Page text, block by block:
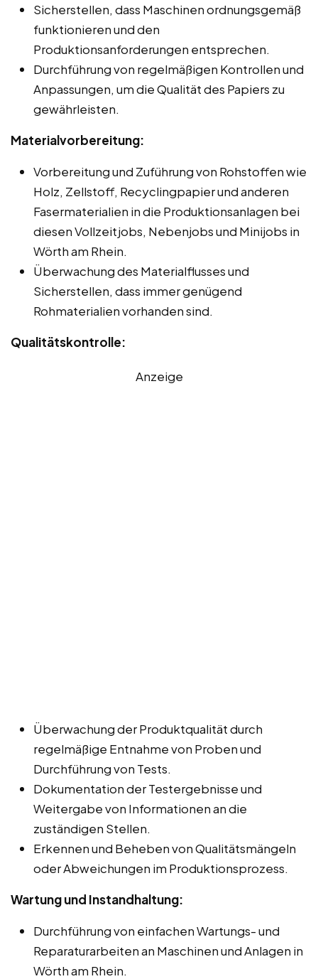
Sicherstellen, dass Maschinen ordnungsgemäß
funktionieren und den
Produktionsanforderungen entsprechen.
Durchführung von regelmäßigen Kontrollen und
Anpassungen, um die Qualität des Papiers zu
gewährleisten.
Materialvorbereitung:
Vorbereitung und Zuführung von Rohstoffen wie
Holz, Zellstoff, Recyclingpapier und anderen
Fasermaterialien in die Produktionsanlagen bei
diesen Vollzeitjobs, Nebenjobs und Minijobs in
Wörth am Rhein.
Überwachung des Materialflusses und
Sicherstellen, dass immer genügend
Rohmaterialien vorhanden sind.
Qualitätskontrolle:
Anzeige
Überwachung der Produktqualität durch
regelmäßige Entnahme von Proben und
Durchführung von Tests.
Dokumentation der Testergebnisse und
Weitergabe von Informationen an die
zuständigen Stellen.
Erkennen und Beheben von Qualitätsmängeln
oder Abweichungen im Produktionsprozess.
Wartung und Instandhaltung:
Durchführung von einfachen Wartungs- und
Reparaturarbeiten an Maschinen und Anlagen in
Wörth am Rhein.